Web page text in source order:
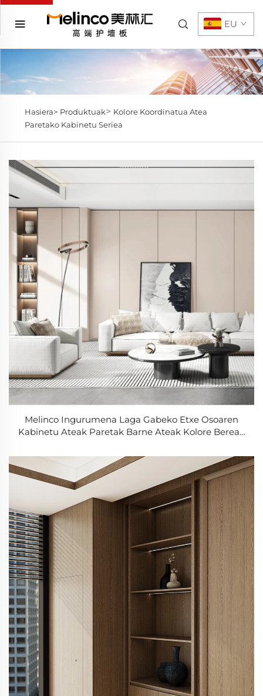
EU
Hasiera> Produktuak> Kolore Koordinatua Atea
Paretako Kabinetu Seriea
Melinco Ingurumena Laga Gabeko Etxe Osoaren
Kabinetu Ateak Paretak Barne Ateak Kolore Berean
Bazter Etxeentzat